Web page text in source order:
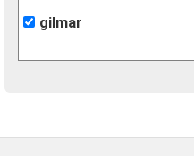
gilmar